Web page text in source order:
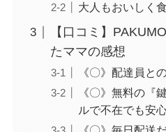
大人もおいしく
【口コミ】
たママの感想
《〇》配達員と
《〇》無料の『
ルで不在でも安